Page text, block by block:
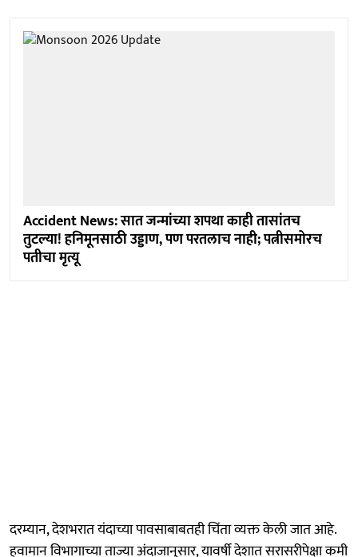
Accident News: सात जन्मांच्या शपथा काही तासांतच
तुटल्या! हनिमूनसाठी उड्डाण, पण परतलाच नाही; पत्नीसमोरच
पतीचा मृत्यू
दरम्यान, देशभरात यंदाच्या पावसाबाबतही चिंता व्यक्त केली जात आहे.
हवामान विभागाच्या ताज्या अंदाजानुसार, यावर्षी देशात सरासरीपेक्षा कमी